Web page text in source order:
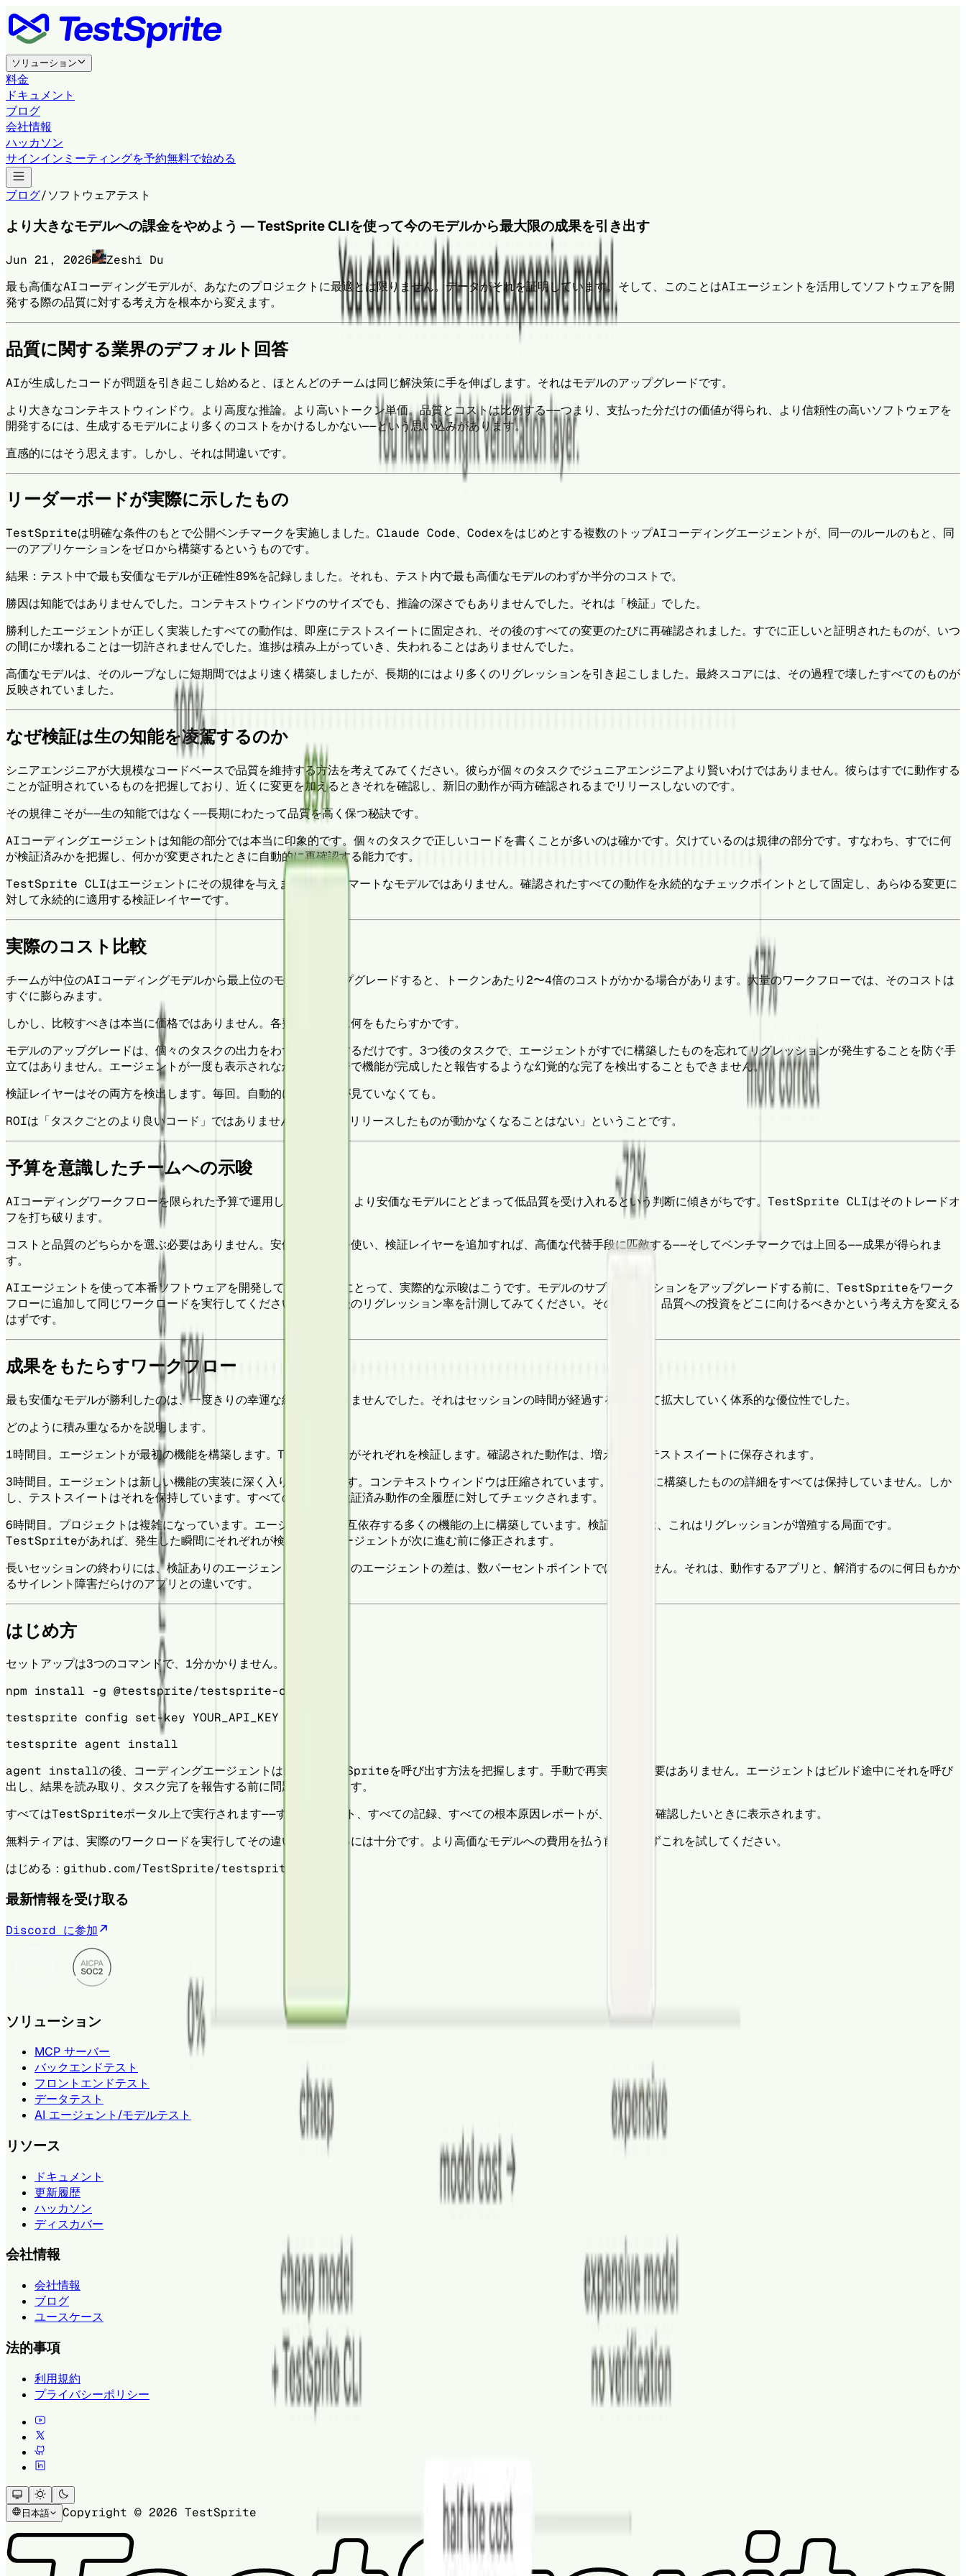
ソリューション
料金
ドキュメント
ブログ
会社情報
ハッカソン
サインイン ミーティングを予約無料で始める
ブログ/ソフトウェアテスト
より大きなモデルへの課金をやめよう — TestSprite CLIを使って今のモデルから最大限の成果を引き出す
Jun 21, 2026
Zeshi Du
最も高価なAIコーディングモデルが、あなたのプロジェクトに最適とは限りません。データがそれを証明しています。そして、このことはAIエージェントを活用してソフトウェアを開
発する際の品質に対する考え方を根本から変えます。
品質に関する業界のデフォルト回答
AIが生成したコードが問題を引き起こし始めると、ほとんどのチームは同じ解決策に手を伸ばします。それはモデルのアップグレードです。
より大きなコンテキストウィンドウ。より高度な推論。より高いトークン単価。品質とコストは比例する——つまり、支払った分だけの価値が得られ、より信頼性の高いソフトウェアを
開発するには、生成するモデルにより多くのコストをかけるしかない——という思い込みがあります。
直感的にはそう思えます。しかし、それは間違いです。
リーダーボードが実際に示したもの
TestSpriteは明確な条件のもとで公開ベンチマークを実施しました。Claude Code、Codexをはじめとする複数のトップAIコーディングエージェントが、同一のルールのもと、同
一のアプリケーションをゼロから構築するというものです。
結果：テスト中で最も安価なモデルが正確性89%を記録しました。それも、テスト内で最も高価なモデルのわずか半分のコストで。
勝因は知能ではありませんでした。コンテキストウィンドウのサイズでも、推論の深さでもありませんでした。それは「検証」でした。
勝利したエージェントが正しく実装したすべての動作は、即座にテストスイートに固定され、その後のすべての変更のたびに再確認されました。すでに正しいと証明されたものが、いつ
の間にか壊れることは一切許されませんでした。進捗は積み上がっていき、失われることはありませんでした。
高価なモデルは、そのループなしに短期間ではより速く構築しましたが、長期的にはより多くのリグレッションを引き起こしました。最終スコアには、その過程で壊したすべてのものが
反映されていました。
なぜ検証は生の知能を凌駕するのか
シニアエンジニアが大規模なコードベースで品質を維持する方法を考えてみてください。彼らが個々のタスクでジュニアエンジニアより賢いわけではありません。彼らはすでに動作する
ことが証明されているものを把握しており、近くに変更を加えるときそれを確認し、新旧の動作が両方確認されるまでリリースしないのです。
その規律こそが——生の知能ではなく——長期にわたって品質を高く保つ秘訣です。
AIコーディングエージェントは知能の部分では本当に印象的です。個々のタスクで正しいコードを書くことが多いのは確かです。欠けているのは規律の部分です。すなわち、すでに何
が検証済みかを把握し、何かが変更されたときに自動的に再確認する能力です。
TestSprite CLIはエージェントにその規律を与えます。よりスマートなモデルではありません。確認されたすべての動作を永続的なチェックポイントとして固定し、あらゆる変更に
対して永続的に適用する検証レイヤーです。
実際のコスト比較
チームが中位のAIコーディングモデルから最上位のモデルにアップグレードすると、トークンあたり2〜4倍のコストがかかる場合があります。大量のワークフローでは、そのコストは
すぐに膨らみます。
しかし、比較すべきは本当に価格ではありません。各費用が実際に何をもたらすかです。
モデルのアップグレードは、個々のタスクの出力をわずかに改善するだけです。3つ後のタスクで、エージェントがすでに構築したものを忘れてリグレッションが発生することを防ぐ手
立てはありません。エージェントが一度も表示されなかったページで機能が完成したと報告するような幻覚的な完了を検出することもできません。
検証レイヤーはその両方を検出します。毎回。自動的に。あなたが見ていなくても。
ROIは「タスクごとのより良いコード」ではありません。「すでにリリースしたものが動かなくなることはない」ということです。
予算を意識したチームへの示唆
AIコーディングワークフローを限られた予算で運用している場合、より安価なモデルにとどまって低品質を受け入れるという判断に傾きがちです。TestSprite CLIはそのトレードオ
フを打ち破ります。
コストと品質のどちらかを選ぶ必要はありません。安価なモデルを使い、検証レイヤーを追加すれば、高価な代替手段に匹敵する——そしてベンチマークでは上回る——成果が得られま
す。
AIエージェントを使って本番ソフトウェアを開発しているチームにとって、実際的な示唆はこうです。モデルのサブスクリプションをアップグレードする前に、TestSpriteをワーク
フローに追加して同じワークロードを実行してください。導入前後のリグレッション率を計測してみてください。その結果は、品質への投資をどこに向けるべきかという考え方を変える
はずです。
成果をもたらすワークフロー
最も安価なモデルが勝利したのは、一度きりの幸運な結果ではありませんでした。それはセッションの時間が経過するにつれて拡大していく体系的な優位性でした。
どのように積み重なるかを説明します。
1時間目。エージェントが最初の機能を構築します。TestSpriteがそれぞれを検証します。確認された動作は、増え続けるテストスイートに保存されます。
3時間目。エージェントは新しい機能の実装に深く入り込んでいます。コンテキストウィンドウは圧縮されています。1時間目に構築したものの詳細をすべては保持していません。しか
し、テストスイートはそれを保持しています。すべての変更は、検証済み動作の全履歴に対してチェックされます。
6時間目。プロジェクトは複雑になっています。エージェントは相互依存する多くの機能の上に構築しています。検証なしでは、これはリグレッションが増殖する局面です。
TestSpriteがあれば、発生した瞬間にそれぞれが検出され、エージェントが次に進む前に修正されます。
長いセッションの終わりには、検証ありのエージェントと検証なしのエージェントの差は、数パーセントポイントではありません。それは、動作するアプリと、解消するのに何日もかか
るサイレント障害だらけのアプリとの違いです。
はじめ方
セットアップは3つのコマンドで、1分かかりません。
npm install -g @testsprite/testsprite-cli
testsprite config set-key YOUR_API_KEY
testsprite agent install
agent installの後、コーディングエージェントは自分でTestSpriteを呼び出す方法を把握します。手動で再実行する必要はありません。エージェントはビルド途中にそれを呼び
出し、結果を読み取り、タスク完了を報告する前に問題を修正します。
すべてはTestSpriteポータル上で実行されます——すべてのテスト、すべての記録、すべての根本原因レポートが、いつでも確認したいときに表示されます。
無料ティアは、実際のワークロードを実行してその違いを確認するには十分です。より高価なモデルへの費用を払う前に、まずこれを試してください。
はじめる：github.com/TestSprite/testsprite-cli
最新情報を受け取る
Discord に参加
ソリューション
MCP サーバー
バックエンドテスト
フロントエンドテスト
データテスト
AI エージェント/モデルテスト
リソース
ドキュメント
更新履歴
ハッカソン
ディスカバー
会社情報
会社情報
ブログ
ユースケース
法的事項
利用規約
プライバシーポリシー
日本語 Copyright © 2026 TestSprite